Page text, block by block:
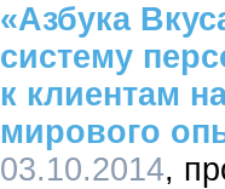
«Азбука
систему
к клиентам
мирового
03.10.2014